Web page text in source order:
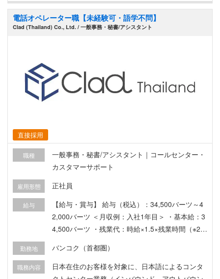
電話オペレーター職【未経験可・語学不問】
Clad (Thailand) Co., Ltd. / 一般事務・秘書/アシスタント
直接採用
職種
一般事務・秘書/アシスタント｜コールセンター・
カスタマーサポート
雇用形態 正社員
給与
【給与・賞与】 給与（税込）：34,500バーツ～4
2,000バーツ ＜月収例：入社1年目＞ ・基本給：3
4,500バーツ ・残業代：時給×1.5×残業時間（※2
・ボーナス6：10,000バーツ（入社18か月目のみ
8,000バーツ）※2年目 ・業績賞与：6月、12月 ※2
勤務地 バンコク（首都圏）
職務内容
日本在住のお客様を対象に、日本語によるコンタ